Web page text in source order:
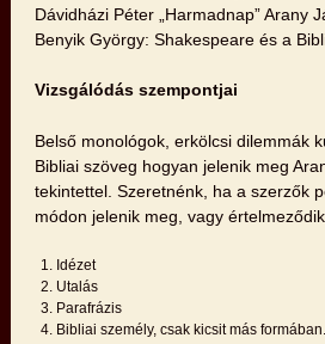
Dávidházi Péter „Harmadnap” Arany
Benyik György: Shakespeare és a
Vizsgálódás szempontjai
Belső monológok, erkölcsi dilemmák
Bibliai szöveg hogyan jelenik meg
tekintettel. Szeretnénk, ha a szerzők
módon jelenik meg, vagy
Idézet
Utalás
Parafrázis
Bibliai személy, csak kicsit más formában.